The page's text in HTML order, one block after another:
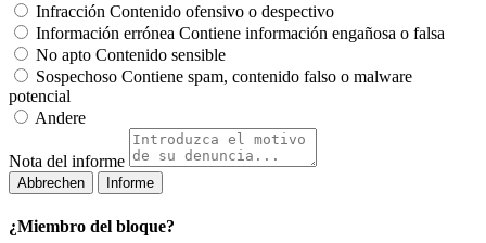
Infracción Contenido ofensivo o despectivo
Información errónea Contiene información engañosa o falsa
No apto Contenido sensible
Sospechoso Contiene spam, contenido falso o malware
potencial
Andere
Nota del informe
Informe
¿Miembro del bloque?